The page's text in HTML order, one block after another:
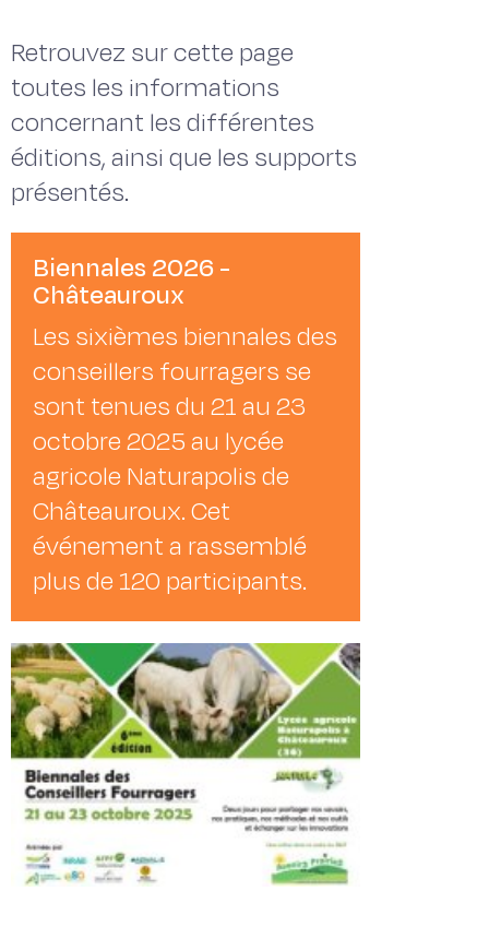
Retrouvez sur cette page
toutes les informations
concernant les différentes
éditions, ainsi que les supports
présentés.
Biennales 2026 -
Châteauroux
Les sixièmes biennales des
conseillers fourragers se
sont tenues du 21 au 23
octobre 2025 au lycée
agricole Naturapolis de
Châteauroux. Cet
événement a rassemblé
plus de 120 participants.